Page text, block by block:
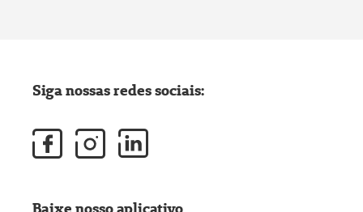
Siga nossas redes sociais: